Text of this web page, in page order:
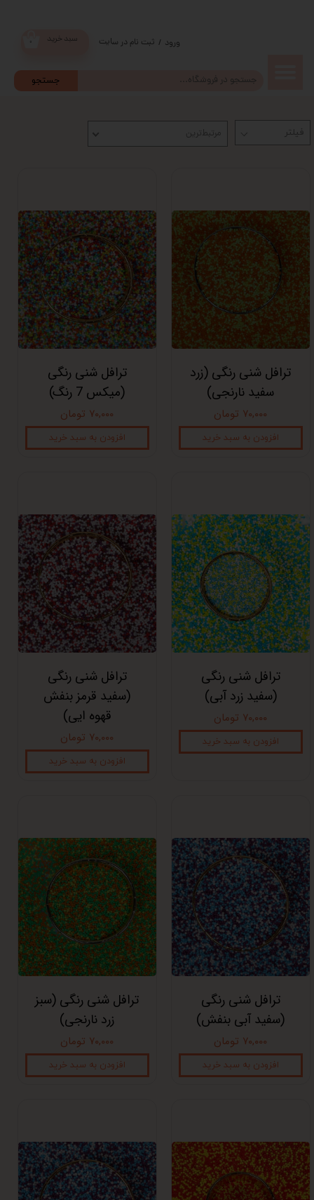
جستجو
سبد خرید ورود / ثبت نام در سایت
تغییر گذر
سفارشات
خروج از
حساب
کاربری
مرتبط‌ترین
ترافل شنی رنگی (زرد
سفید نارنجی)
۷۰,۰۰۰ تومان
افزودن به سبد خرید
ترافل شنی رنگی
(میکس 7 رنگ)
۷۰,۰۰۰ تومان
افزودن به سبد خرید
ترافل شنی رنگی
(سفید زرد آبی)
۷۰,۰۰۰ تومان
افزودن به سبد خرید
ترافل شنی رنگی
(سفید قرمز بنفش
قهوه ایی)
۷۰,۰۰۰ تومان
افزودن به سبد خرید
ترافل شنی رنگی
(سفید آبی بنفش)
۷۰,۰۰۰ تومان
افزودن به سبد خرید
ترافل شنی رنگی (سبز
زرد نارنجی)
۷۰,۰۰۰ تومان
افزودن به سبد خرید